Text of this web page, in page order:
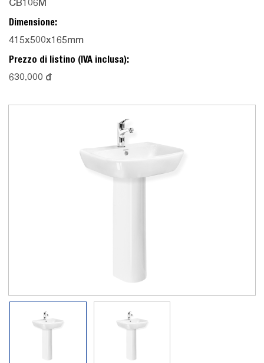
Dimensione:
415x500x165mm
Prezzo di listino (IVA inclusa):
630.000 đ